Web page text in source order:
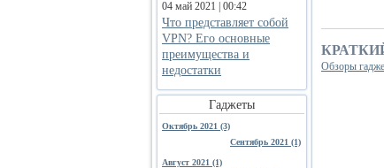
04 май 2021 | 00:42
Что представляет собой
VPN? Его основные
преимущества и
недостатки
Гаджеты
Октябрь 2021 (3)
Сентябрь 2021 (1)
Август 2021 (1)
Обзоры